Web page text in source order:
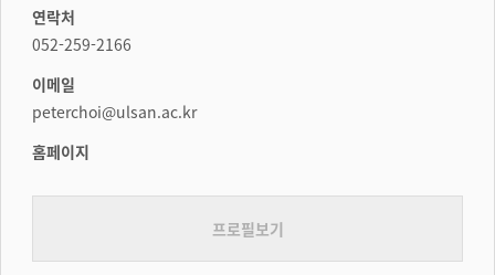
연락처
052-259-2166
이메일
peterchoi@ulsan.ac.kr
홈페이지
프로필보기